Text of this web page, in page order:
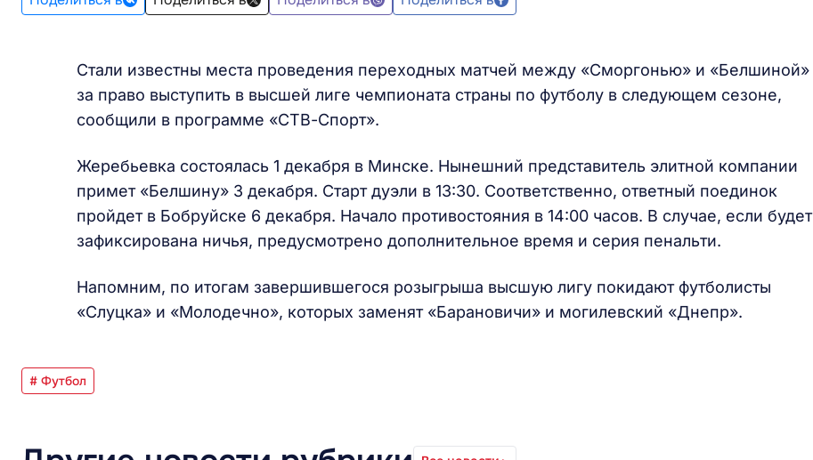
Стали известны места проведения переходных матчей между «Сморгонью» и «Белшиной»
за право выступить в высшей лиге чемпионата страны по футболу в следующем сезоне,
сообщили в программе «СТВ-Спорт».
Жеребьевка состоялась 1 декабря в Минске. Нынешний представитель элитной компании
примет «Белшину» 3 декабря. Старт дуэли в 13:30. Соответственно, ответный поединок
пройдет в Бобруйске 6 декабря. Начало противостояния в 14:00 часов. В случае, если будет
зафиксирована ничья, предусмотрено дополнительное время и серия пенальти.
Напомним, по итогам завершившегося розыгрыша высшую лигу покидают футболисты
«Слуцка» и «Молодечно», которых заменят «Барановичи» и могилевский «Днепр».
# Футбол